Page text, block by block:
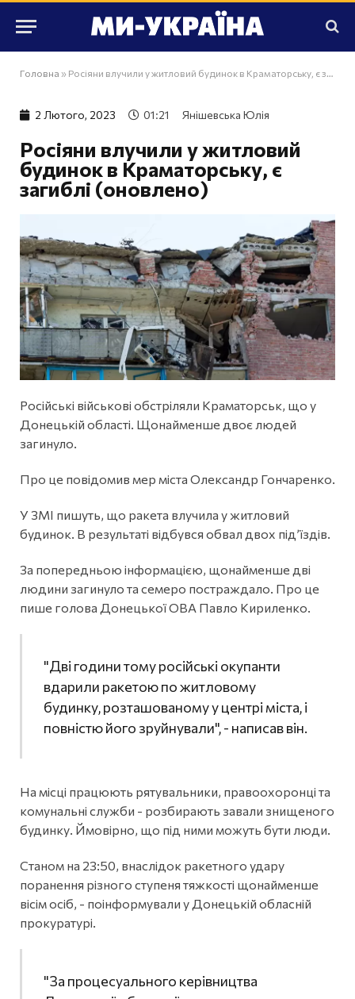
Головна » Росіяни влучили у житловий будинок в Краматорську, є загиблі (оновлено)
2 Лютого, 2023 01:21 Янішевська Юлія
Росіяни влучили у житловий
будинок в Краматорську, є
загиблі (оновлено)
Російські військові обстріляли Краматорськ, що у
Донецькій області. Щонайменше двоє людей
загинуло.
Про це повідомив мер міста Олександр Гончаренко.
У ЗМІ пишуть, що ракета влучила у житловий
будинок. В результаті відбувся обвал двох під’їздів.
За попередньою інформацією, щонайменше дві
людини загинуло та семеро постраждало. Про це
пише голова Донецької ОВА Павло Кириленко.
"Дві години тому російські окупанти
вдарили ракетою по житловому
будинку, розташованому у центрі міста, і
повністю його зруйнували", - написав він.
На місці працюють рятувальники, правоохоронці та
комунальні служби - розбирають завали знищеного
будинку. Ймовірно, що під ними можуть бути люди.
Станом на 23:50, внаслідок ракетного удару
поранення різного ступеня тяжкості щонайменше
вісім осіб, - поінформували у Донецькій обласній
прокуратурі.
"За процесуального керівництва